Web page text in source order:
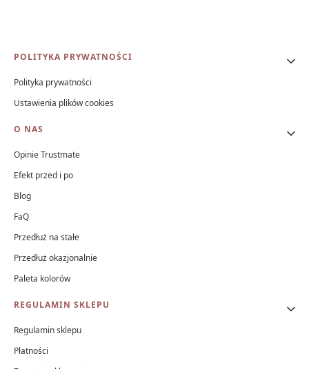
Linki w stopce
POLITYKA PRYWATNOŚCI
Polityka prywatności
Ustawienia plików cookies
O NAS
Opinie Trustmate
Efekt przed i po
Blog
FaQ
Przedłuż na stałe
Przedłuż okazjonalnie
Paleta kolorów
REGULAMIN SKLEPU
Regulamin sklepu
Płatności